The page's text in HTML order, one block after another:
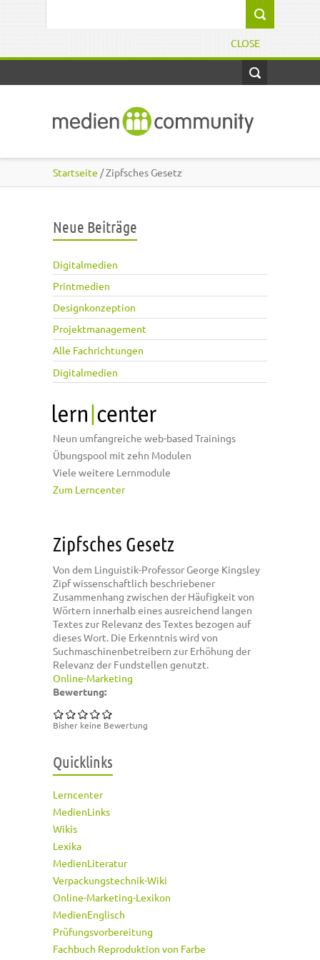
CLOSE
Startseite / Zipfsches Gesetz
Neue Beiträge
Digitalmedien
Printmedien
Designkonzeption
Projektmanagement
Alle Fachrichtungen
Digitalmedien
Neun umfangreiche web-based Trainings
Übungspool mit zehn Modulen
Viele weitere Lernmodule
Zum Lerncenter
Zipfsches Gesetz
Von dem Linguistik-Professor George Kingsley
Zipf wissenschaftlich beschriebener
Zusammenhang zwischen der Häufigkeit von
Wörtern innerhalb eines ausreichend langen
Textes zur Relevanz des Textes bezogen auf
dieses Wort. Die Erkenntnis wird von
Suchmaschinenbetreibern zur Erhöhung der
Relevanz der Fundstellen genutzt.
Online-Marketing
Bewertung:
Bisher keine Bewertung
Quicklinks
Lerncenter
MedienLinks
Wikis
Lexika
MedienLiteratur
Verpackungstechnik-Wiki
Online-Marketing-Lexikon
MedienEnglisch
Prüfungsvorbereitung
Fachbuch Reproduktion von Farbe